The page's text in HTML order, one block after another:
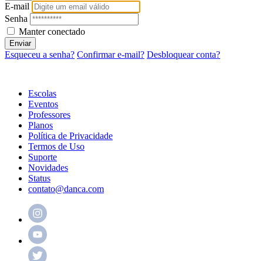
E-mail
Senha
Manter conectado
Enviar
Esqueceu a senha? Confirmar e-mail? Desbloquear conta?
Escolas
Eventos
Professores
Planos
Política de Privacidade
Termos de Uso
Suporte
Novidades
Status
contato@danca.com